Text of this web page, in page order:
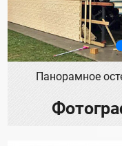
Панорамное